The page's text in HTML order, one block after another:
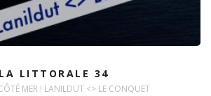
LA LITTORALE 34
MER ! LANILDUT <> LE CONQUET